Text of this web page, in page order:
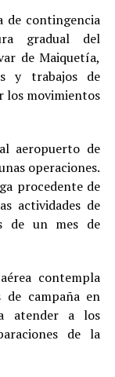
de contingencia
gradual del
de Maiquetía,
y trabajos de
los movimientos
aeropuerto de
operaciones.
procedente de
actividades de
de un mes de
contempla
campaña en
atender a los
de la